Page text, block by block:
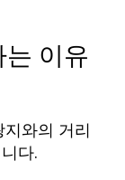
이유
와의 거리
다.